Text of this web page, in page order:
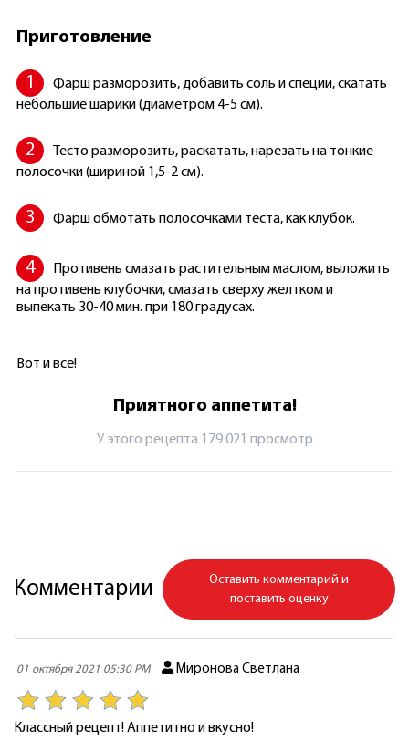
Приготовление
Фарш разморозить, добавить соль и специи, скатать
небольшие шарики (диаметром 4-5 см).
Тесто разморозить, раскатать, нарезать на тонкие
полосочки (шириной 1,5-2 см).
Фарш обмотать полосочками теста, как клубок.
Противень смазать растительным маслом, выложить
на противень клубочки, смазать сверху желтком и
выпекать 30-40 мин. при 180 градусах.
Вот и все!
Приятного аппетита!
У этого рецепта 179 021 просмотр
Комментарии
Оставить комментарий и
поставить оценку
01 октября 2021 05:30 PM Миронова Светлана
Классный рецепт! Аппетитно и вкусно!